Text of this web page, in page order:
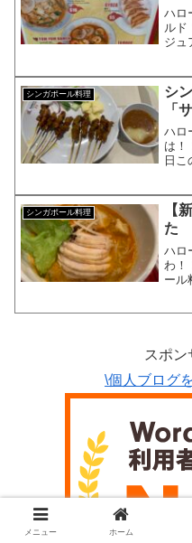
ハロ
ルド
ジュ
王
ンガ
シンガポール料理
シ
「
ハロ
は！
日
ず
は
シンガポール料理
【
た
ハロ
わ！
ール
スポン
\個人ブログ
メニュー ホーム